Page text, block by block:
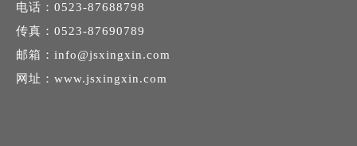
电话：0523-87688798
传真：0523-87690789
邮箱： info@jsxingxin.com
网址： www.jsxingxin.com